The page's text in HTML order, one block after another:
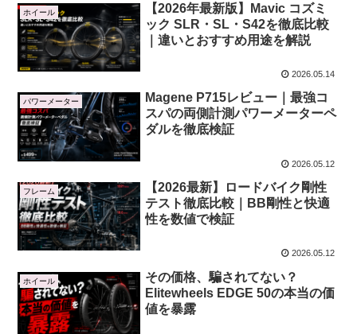
ホイール
【2026年最新版】Mavic コズミ
ック SLR・SL・S42を徹底比較
｜違いとおすすめ用途を解説
2026.05.14
パワーメーター
Magene P715レビュー｜最強コ
スパの両側計測パワーメーターペ
ダルを徹底検証
2026.05.12
フレーム
【2026最新】ロードバイク剛性
テスト徹底比較｜BB剛性と快適
性を数値で検証
2026.05.12
ホイール
その価格、騙されてない？
Elitewheels EDGE 50の本当の価
値を暴露